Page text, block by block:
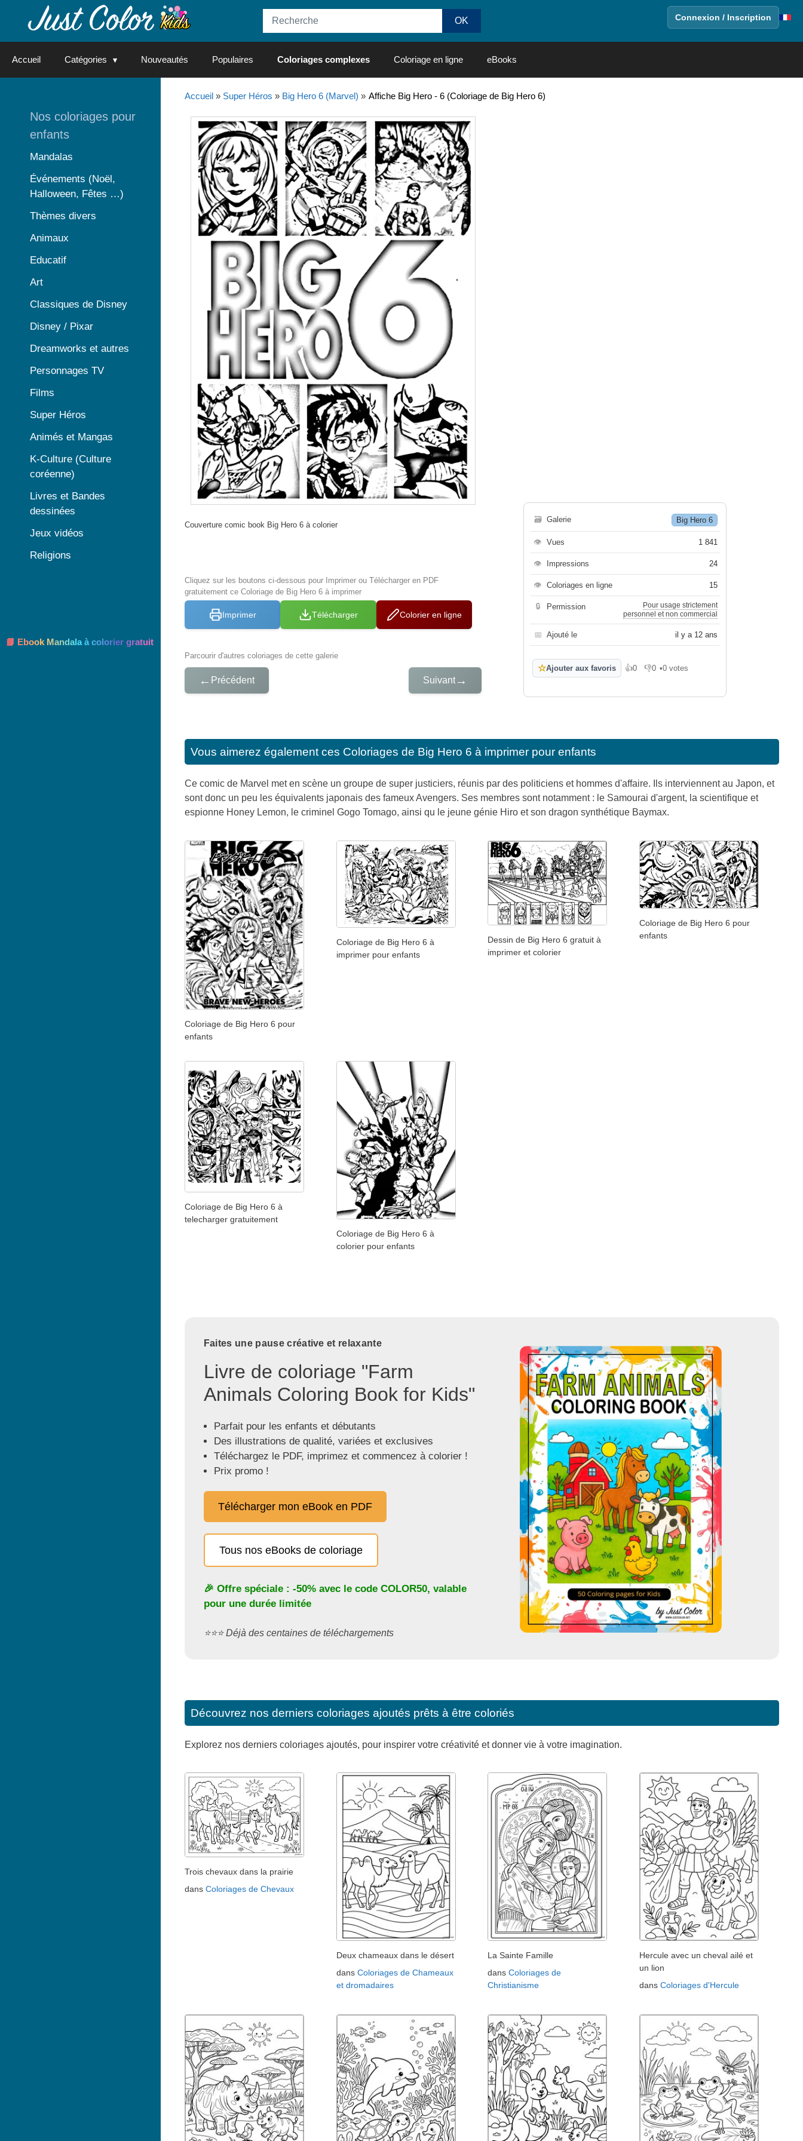
Connexion / Inscription
Accueil Catégories Nouveautés Populaires Coloriages complexes Coloriage en ligne eBooks
Accueil» Super Héros » Big Hero 6 (Marvel) » Affiche Big Hero - 6 (Coloriage de Big Hero 6)
Couverture comic book Big Hero 6 à colorier
Cliquez sur les boutons ci-dessous pour Imprimer ou Télécharger en PDF
gratuitement ce Coloriage de Big Hero 6 à imprimer
Imprimer Télécharger Colorier en ligne
Parcourir d'autres coloriages de cette galerie
← Précédent Suivant→
🗃 Galerie Big Hero 6
👁 Vues 1 841
👁 Impressions 24
👁 Coloriages en ligne 15
🔒 Permission
Pour usage strictement
personnel et non commercial
📅 Ajouté le il y a 12 ans
☆Ajouter aux favoris 👍0
J'aime 👎0
Je n'aime pas
•0 votes
Vous aimerez également ces Coloriages de Big Hero 6 à imprimer pour enfants
Ce comic de Marvel met en scène un groupe de super justiciers, réunis par des politiciens et hommes d'affaire. Ils interviennent au Japon, et
sont donc un peu les équivalents japonais des fameux Avengers. Ses membres sont notamment : le Samourai d'argent, la scientifique et
espionne Honey Lemon, le criminel Gogo Tomago, ainsi qu le jeune génie Hiro et son dragon synthétique Baymax.
Coloriage de Big Hero 6 pour
enfants
Coloriage de Big Hero 6 à
imprimer pour enfants
Dessin de Big Hero 6 gratuit à
imprimer et colorier
Coloriage de Big Hero 6 pour
enfants
Coloriage de Big Hero 6 à
telecharger gratuitement
Coloriage de Big Hero 6 à
colorier pour enfants
Faites une pause créative et relaxante
Livre de coloriage "Farm
Animals Coloring Book for Kids"
Parfait pour les enfants et débutants
Des illustrations de qualité, variées et exclusives
Téléchargez le PDF, imprimez et commencez à colorier !
Prix promo !
Télécharger mon eBook en PDF
Tous nos eBooks de coloriage
🎉 Offre spéciale : -50% avec le code COLOR50, valable
pour une durée limitée
⭐️⭐️⭐️ Déjà des centaines de téléchargements
Découvrez nos derniers coloriages ajoutés prêts à être coloriés
Explorez nos derniers coloriages ajoutés, pour inspirer votre créativité et donner vie à votre imagination.
Trois chevaux dans la prairie
dans Coloriages de Chevaux
Deux chameaux dans le désert
dans Coloriages de Chameaux
et dromadaires
La Sainte Famille
dansColoriages de
Christianisme
Hercule avec un cheval ailé et
un lion
dansColoriages d'Hercule
Nos coloriages pour
enfants
Mandalas
Événements (Noël,
Halloween, Fêtes …)
Thèmes divers
Animaux
Educatif
Art
Classiques de Disney
Disney / Pixar
Dreamworks et autres
Personnages TV
Films
Super Héros
Animés et Mangas
K-Culture (Culture
coréenne)
Livres et Bandes
dessinées
Jeux vidéos
Religions
📘 Ebook Mandala à colorier gratuit